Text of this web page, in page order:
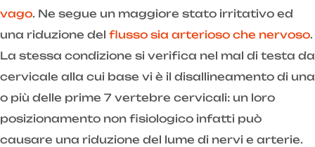
vago. Ne segue un maggiore stato irritativo ed
una riduzione del flusso sia arterioso che nervoso.
La stessa condizione si verifica nel mal di testa da
cervicale alla cui base vi è il disallineamento di una
o più delle prime 7 vertebre cervicali: un loro
posizionamento non fisiologico infatti può
causare una riduzione del lume di nervi e arterie.